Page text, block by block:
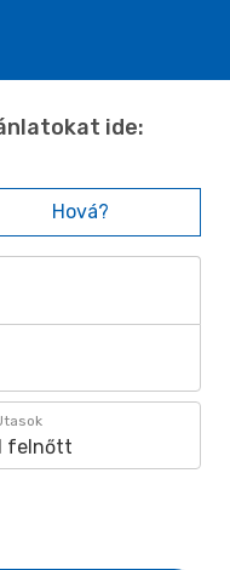
ide:
Hová?
felnőtt